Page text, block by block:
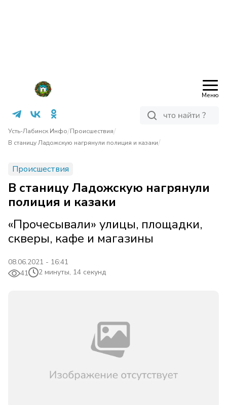
Меню
Усть-Лабинск Инфо/Происшествия/
В станицу Ладожскую нагрянули полиция и казаки/
Происшествия
В станицу Ладожскую нагрянули
полиция и казаки
«Прочесывали» улицы, площадки,
скверы, кафе и магазины
08.06.2021 - 16:41
41
2 минуты, 14 секунд